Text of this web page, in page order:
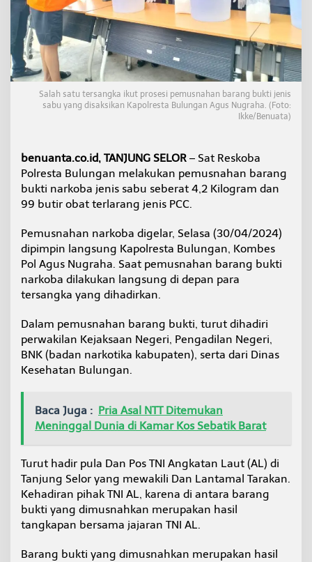
i
D
p
a
n
e
g
k
a
Salah satu tersangka ikut prosesi pemusnahan barang bukti jenis
sabu yang disaksikan Kapolresta Bulungan Agus Nugraha. (Foto:
Ikke/Benuata)
benuanta.co.id, TANJUNG SELOR – Sat Reskoba
Polresta Bulungan melakukan pemusnahan barang
bukti narkoba jenis sabu seberat 4,2 Kilogram dan
99 butir obat terlarang jenis PCC.
Pemusnahan narkoba digelar, Selasa (30/04/2024)
dipimpin langsung Kapolresta Bulungan, Kombes
Pol Agus Nugraha. Saat pemusnahan barang bukti
narkoba dilakukan langsung di depan para
tersangka yang dihadirkan.
Dalam pemusnahan barang bukti, turut dihadiri
perwakilan Kejaksaan Negeri, Pengadilan Negeri,
BNK (badan narkotika kabupaten), serta dari Dinas
Kesehatan Bulungan.
Baca Juga : Pria Asal NTT Ditemukan
Meninggal Dunia di Kamar Kos Sebatik Barat
Turut hadir pula Dan Pos TNI Angkatan Laut (AL) di
Tanjung Selor yang mewakili Dan Lantamal Tarakan.
Kehadiran pihak TNI AL, karena di antara barang
bukti yang dimusnahkan merupakan hasil
tangkapan bersama jajaran TNI AL.
Barang bukti yang dimusnahkan merupakan hasil